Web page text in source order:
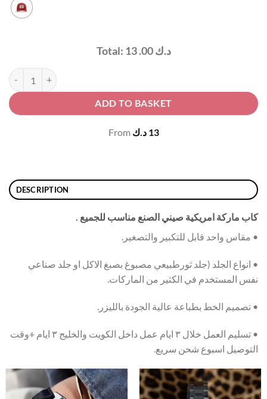
Total: 13 .00د.ك
ADD TO BASKET
From 13 د.ك
DESCRIPTION
كاب ماركة امريكية صيني الصنع مناسب للجميع .
• مقاس واحد قابل للتكبير والتصغير.
• انواع الجلد (جلد ثورطبيعي مصبوغ بصبغ الاكل او جلد صناعي
نفس المستخدم في الكثير من الماركات.
• تصميم الخط بطباعة عالية الجودة بالليزر.
• تسليم العمل خلال ٣ ايام عمل داخل الكويت والخليج ٣ ايام +وقت
التوصيل اسبوع شحن سريع.